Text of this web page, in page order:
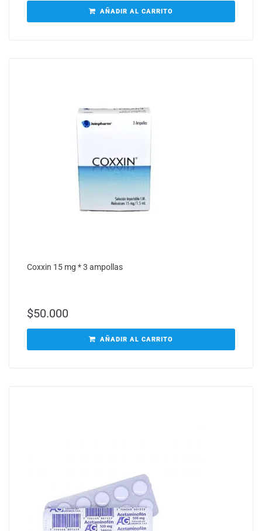
AÑADIR AL CARRITO
Coxxin 15 mg * 3 ampollas
$50.000
AÑADIR AL CARRITO